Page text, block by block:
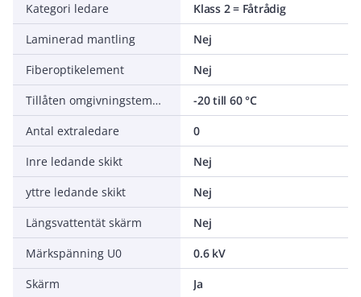
Kategori ledare
Klass 2 = Fåtrådig
Laminerad mantling
Nej
Fiberoptikelement
Nej
Tillåten omgivningstemperatur under montering/hantering
-20 till 60 °C
Antal extraledare
0
Inre ledande skikt
Nej
yttre ledande skikt
Nej
Längsvattentät skärm
Nej
Märkspänning U0
0.6 kV
Skärm
Ja